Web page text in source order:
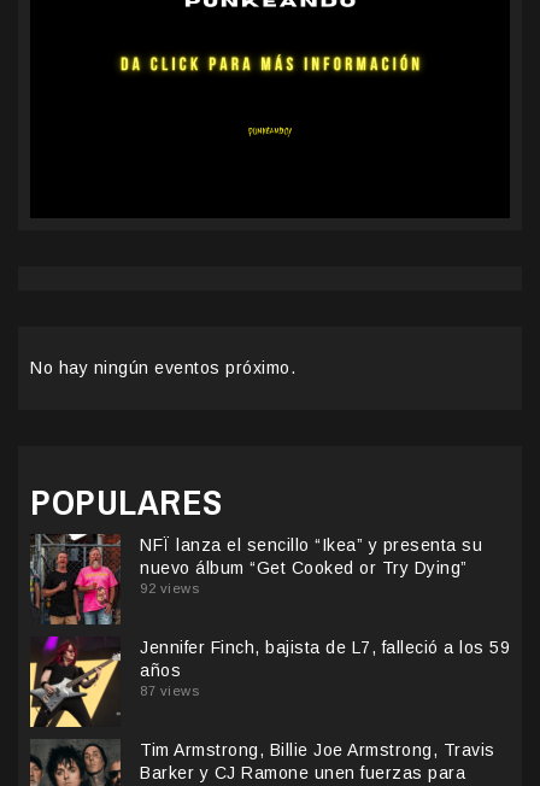
No hay ningún eventos próximo.
POPULARES
NFÏ lanza el sencillo “Ikea” y presenta su
nuevo álbum “Get Cooked or Try Dying”
92 views
Jennifer Finch, bajista de L7, falleció a los 59
años
87 views
Tim Armstrong, Billie Joe Armstrong, Travis
Barker y CJ Ramone unen fuerzas para